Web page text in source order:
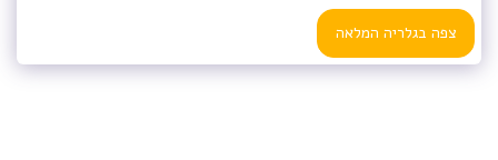
צפה בגלריה המלאה